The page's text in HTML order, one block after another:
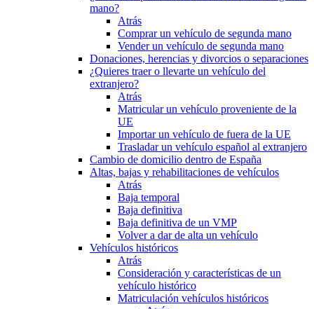
mano?
Atrás
Comprar un vehículo de segunda mano
Vender un vehículo de segunda mano
Donaciones, herencias y divorcios o separaciones
¿Quieres traer o llevarte un vehículo del
extranjero?
Atrás
Matricular un vehículo proveniente de la
UE
Importar un vehículo de fuera de la UE
Trasladar un vehículo español al extranjero
Cambio de domicilio dentro de España
Altas, bajas y rehabilitaciones de vehículos
Atrás
Baja temporal
Baja definitiva
Baja definitiva de un VMP
Volver a dar de alta un vehículo
Vehículos históricos
Atrás
Consideración y características de un
vehículo histórico
Matriculación vehículos históricos